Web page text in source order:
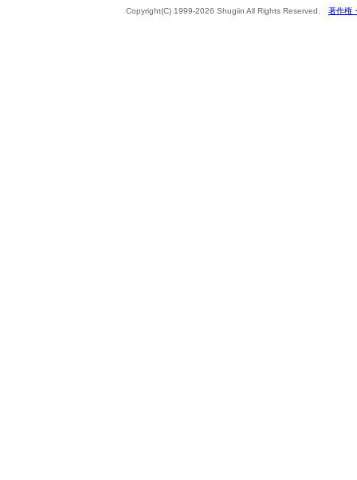
Copyright(C) 1999-2026 Shugiin All Rights Reserved. 著作権